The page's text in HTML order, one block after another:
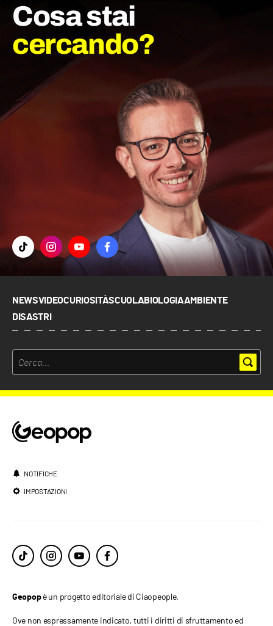
Cosa stai
cercando?
NEWSVIDEOCURIOSITÀSCUOLABIOLOGIAAMBIENTE
DISASTRI
NOTIFICHE
IMPOSTAZIONI
Geopopè un progetto editoriale di Ciaopeople.
Ove non espressamente indicato, tutti i diritti di sfruttamento ed